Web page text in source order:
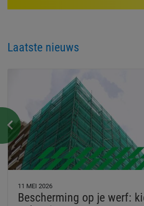
Laatste nieuws
11 MEI 2026
Bescherming op je werf: